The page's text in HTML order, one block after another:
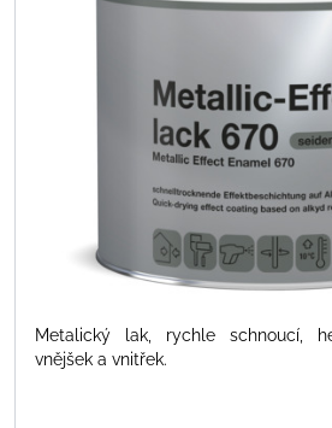
Metalický lak, rychle schnoucí,
vnějšek a vnitřek.